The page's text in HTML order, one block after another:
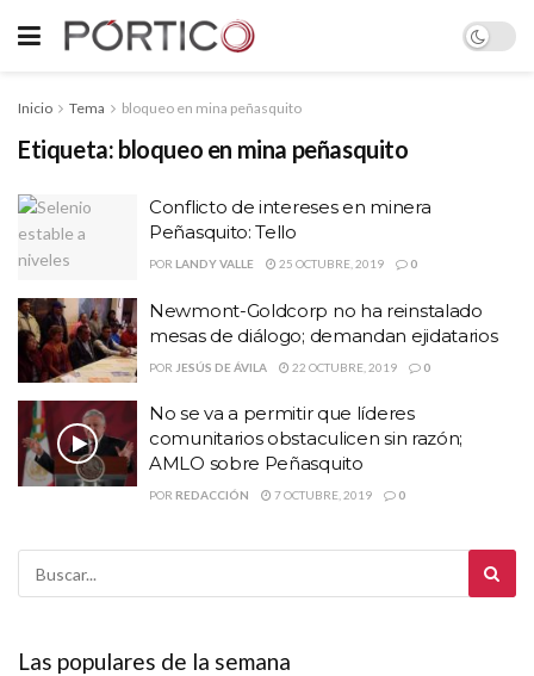
Inicio Tema bloqueo en mina peñasquito
Etiqueta: bloqueo en mina peñasquito
Conflicto de intereses en minera
Peñasquito: Tello
POR LANDY VALLE 25 OCTUBRE, 2019 0
Newmont-Goldcorp no ha reinstalado
mesas de diálogo; demandan ejidatarios
POR JESÚS DE ÁVILA 22 OCTUBRE, 2019 0
No se va a permitir que líderes
comunitarios obstaculicen sin razón;
AMLO sobre Peñasquito
POR REDACCIÓN 7 OCTUBRE, 2019 0
Las populares de la semana